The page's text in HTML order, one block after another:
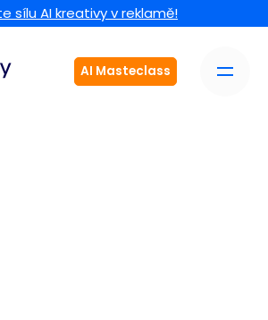
sílu AI kreativy v reklamě!
AI Masteclass